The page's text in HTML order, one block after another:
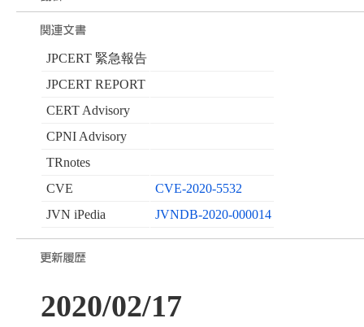
JPCERT 緊急報告
JPCERT REPORT
CERT Advisory
CPNI Advisory
TRnotes
CVE
CVE-2020-5532
JVN iPedia
JVNDB-2020-000014
2020/02/17